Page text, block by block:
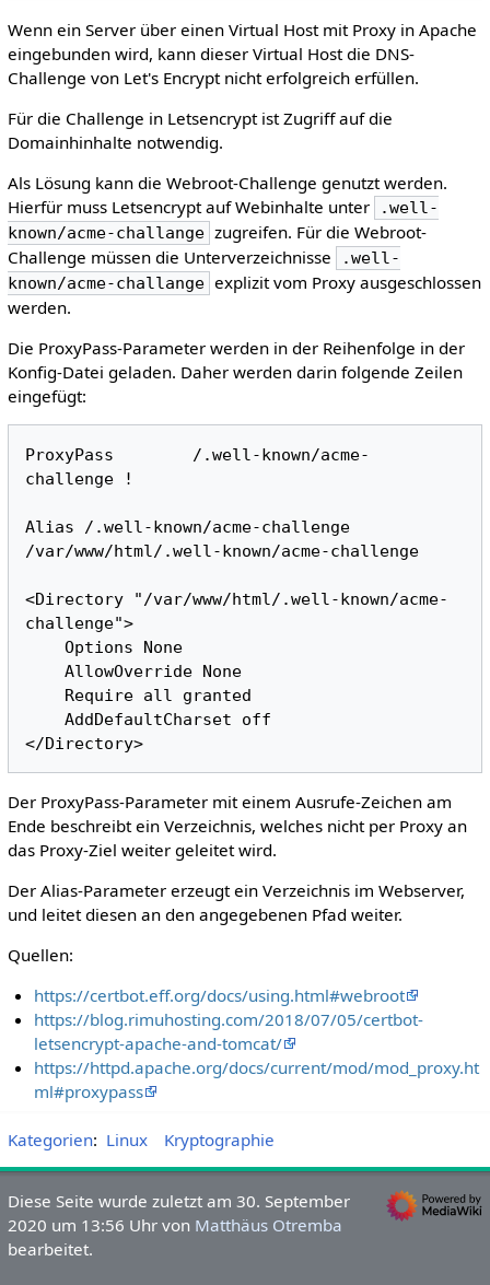
Wenn ein Server über einen Virtual Host mit Proxy in Apache
eingebunden wird, kann dieser Virtual Host die DNS-
Challenge von Let's Encrypt nicht erfolgreich erfüllen.
Für die Challenge in Letsencrypt ist Zugriff auf die
Domainhinhalte notwendig.
Als Lösung kann die Webroot-Challenge genutzt werden.
Hierfür muss Letsencrypt auf Webinhalte unter
.well-
known/acme-challange zugreifen. Für die Webroot-
Challenge müssen die Unterverzeichnisse
.well-
known/acme-challange explizit vom Proxy ausgeschlossen
werden.
Die ProxyPass-Parameter werden in der Reihenfolge in der
Konfig-Datei geladen. Daher werden darin folgende Zeilen
eingefügt:
ProxyPass        /.well-known/acme-
challenge !
Alias /.well-known/acme-challenge
/var/www/html/.well-known/acme-challenge
<Directory "/var/www/html/.well-known/acme-
challenge">
    Options None
    AllowOverride None
    AddDefaultCharset off
Der ProxyPass-Parameter mit einem Ausrufe-Zeichen am
Ende beschreibt ein Verzeichnis, welches nicht per Proxy an
das Proxy-Ziel weiter geleitet wird.
Der Alias-Parameter erzeugt ein Verzeichnis im Webserver,
und leitet diesen an den angegebenen Pfad weiter.
Quellen:
https://certbot.eff.org/docs/using.html#webroot
https://blog.rimuhosting.com/2018/07/05/certbot-
letsencrypt-apache-and-tomcat/
https://httpd.apache.org/docs/current/mod/mod_proxy.ht
ml#proxypass
Kategorien: Linux Kryptographie
Diese Seite wurde zuletzt am 30. September
2020 um 13:56 Uhr von Matthäus Otremba
bearbeitet.